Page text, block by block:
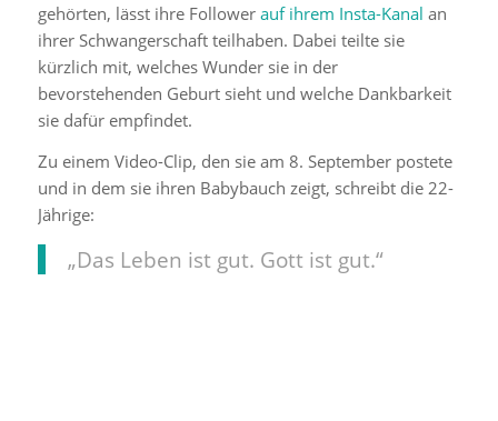
gehörten, lässt ihre Follower auf ihrem Insta-Kanal an
ihrer Schwangerschaft teilhaben. Dabei teilte sie
kürzlich mit, welches Wunder sie in der
bevorstehenden Geburt sieht und welche Dankbarkeit
sie dafür empfindet.
Zu einem Video-Clip, den sie am 8. September postete
und in dem sie ihren Babybauch zeigt, schreibt die 22-
Jährige:
„Das Leben ist gut. Gott ist gut.“